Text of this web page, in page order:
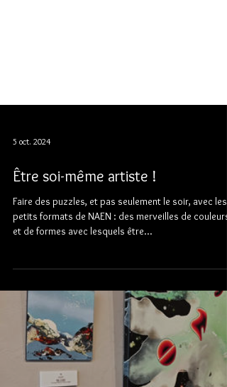
5 oct. 2024
Être soi-même artiste !
petits formats de NAEN : des merveilles de couleurs
et de formes avec lesquels être...